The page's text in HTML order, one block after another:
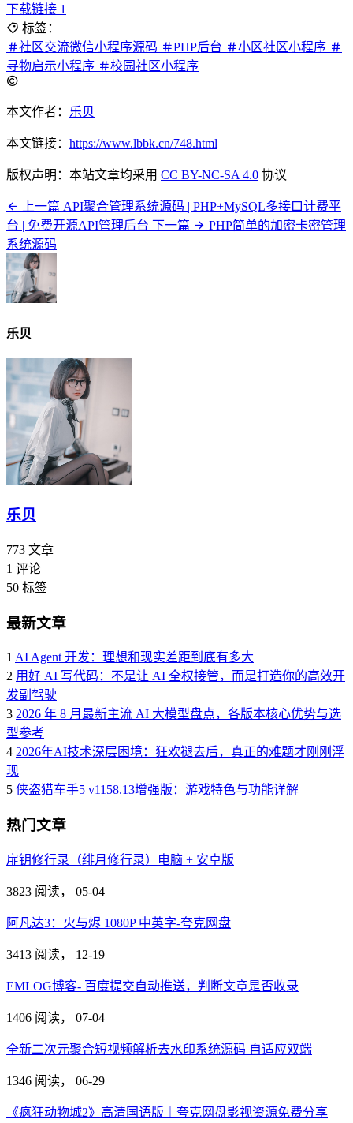
下载链接 1
标签：
社区交流微信小程序源码
PHP后台
小区社区小程序
寻物启示小程序
校园社区小程序
本文作者： 乐贝
本文链接： https://www.lbbk.cn/748.html
版权声明：本站文章均采用 CC BY-NC-SA 4.0 协议
上一篇 API聚合管理系统源码 | PHP+MySQL多接口计费平
台 | 免费开源API管理后台 下一篇
PHP简单的加密卡密管理
系统源码
乐贝
乐贝
773 文章
1 评论
50 标签
最新文章
1 AI Agent 开发：理想和现实差距到底有多大
2 用好 AI 写代码：不是让 AI 全权接管，而是打造你的高效开
发副驾驶
3 2026 年 8 月最新主流 AI 大模型盘点，各版本核心优势与选
型参考
4 2026年AI技术深层困境：狂欢褪去后，真正的难题才刚刚浮
现
5 侠盗猎车手5 v1158.13增强版：游戏特色与功能详解
热门文章
扉钥修行录（绯月修行录）电脑 + 安卓版
3823 阅读， 05-04
阿凡达3：火与烬 1080P 中英字-夸克网盘
3413 阅读， 12-19
EMLOG博客- 百度提交自动推送，判断文章是否收录
1406 阅读， 07-04
全新二次元聚合短视频解析去水印系统源码 自适应双端
1346 阅读， 06-29
《疯狂动物城2》高清国语版｜夸克网盘影视资源免费分享